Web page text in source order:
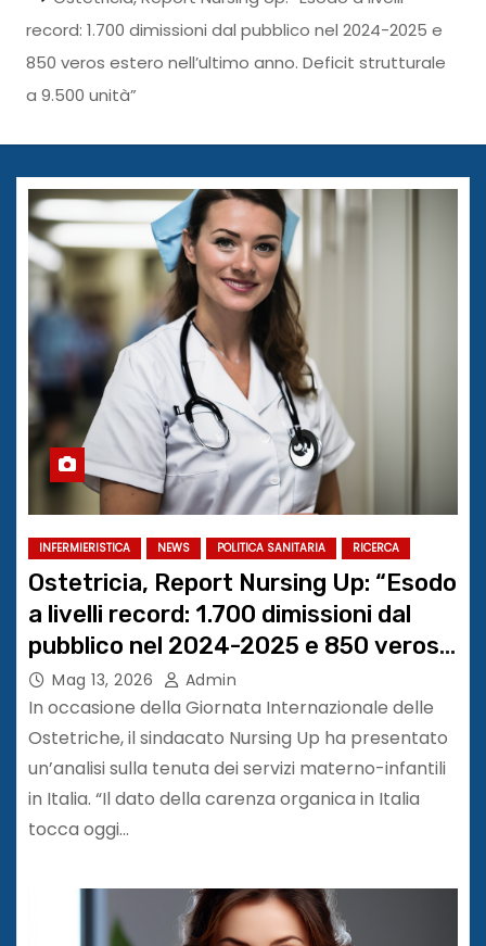
record: 1.700 dimissioni dal pubblico nel 2024-2025 e
850 veros estero nell’ultimo anno. Deficit strutturale
a 9.500 unità”
INFERMIERISTICA NEWS POLITICA SANITARIA RICERCA
Ostetricia, Report Nursing Up: “Esodo
a livelli record: 1.700 dimissioni dal
pubblico nel 2024-2025 e 850 veros
estero nell’ultimo anno. Deficit
strutturale a 9.500 unità”
Mag 13, 2026 Admin
In occasione della Giornata Internazionale delle
Ostetriche, il sindacato Nursing Up ha presentato
un’analisi sulla tenuta dei servizi materno-infantili
in Italia. “Il dato della carenza organica in Italia
tocca oggi…